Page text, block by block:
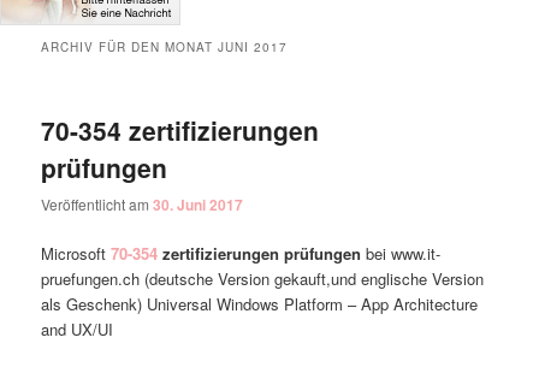
ARCHIV FÜR DEN MONATJUNI 2017
70-354 zertifizierungen
prüfungen
Veröffentlicht am30. Juni 2017
Microsoft70-354 zertifizierungen prüfungen bei www.it-
pruefungen.ch (deutsche Version gekauft,und englische Version
als Geschenk) Universal Windows Platform – App Architecture
and UX/UI